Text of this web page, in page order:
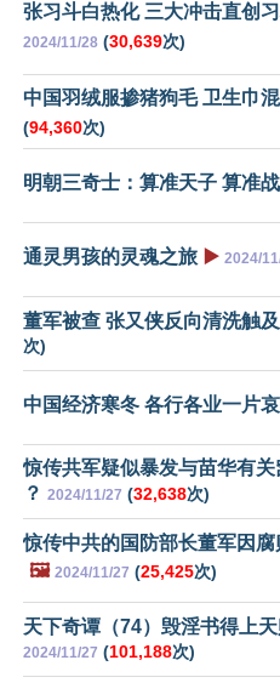
张习斗白热化 三大冲击直创
2024/11/28 (30,639次)
中国羽绒服掺猪狗毛 卫生巾
(94,360次)
明朝三奇士：算准天子 算准
通灵男孩的灵魂之旅 ▶️ 2024/
董军被查 张又侠反向清洗触
次)
中国经济寒冬 各行各业一片哀
惊传共军疑似暴发与苗华有
？ 2024/11/27 (32,638次)
惊传中共的国防部长董军因
🖼️ 2024/11/27 (25,425次)
天下奇谭（74）毁淫书得上
2024/11/27 (101,188次)